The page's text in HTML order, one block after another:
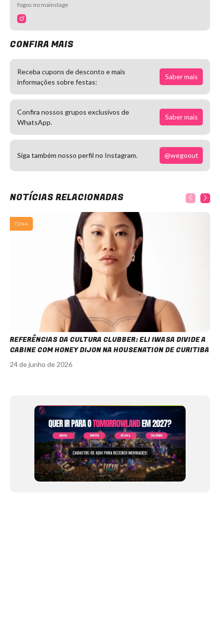
fogos no mainstage
CONFIRA MAIS
Receba cupons de desconto e mais
informações sobre festas:
Saber mais
Confira nossos grupos exclusivos de
WhatsApp.
Saber mais
Siga também nosso perfil no Instagram. @wegoout
NOTÍCIAS RELACIONADAS
CENA
REFERÊNCIAS DA CULTURA CLUBBER: ELI IWASA DIVIDE A
CABINE COM HONEY DIJON NA HOUSENATION DE CURITIBA
24 de junho de 2026